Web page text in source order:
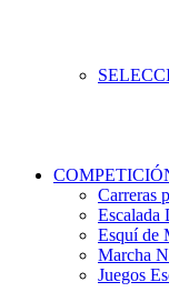
Carreras
Escalada
Esquí de
Marcha
Juegos